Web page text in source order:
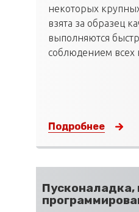
некоторых
взята за образец
выполняются
соблюдением всех
Подробнее
Пусконаладка,